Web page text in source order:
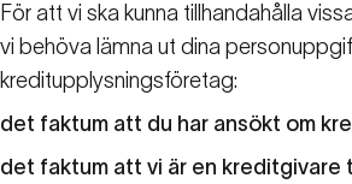
För att vi ska kunna tillhandahålla
vi behöva lämna ut dina
kreditupplysningsföretag:
det faktum att du har ansökt om
det faktum att vi är en kreditgivare